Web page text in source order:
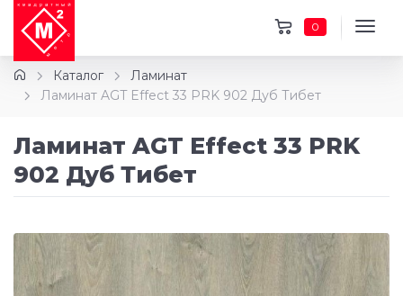
0
Каталог
Ламинат
Ламинат AGT Effect 33 PRK 902 Дуб Тибет
Ламинат AGT Effect 33 PRK
902 Дуб Тибет